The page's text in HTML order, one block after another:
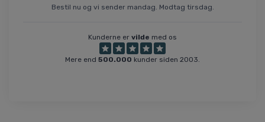
Bestil nu og vi sender mandag. Modtag tirsdag.
Kunderne er vilde med os
Mere end 500.000 kunder siden 2003.